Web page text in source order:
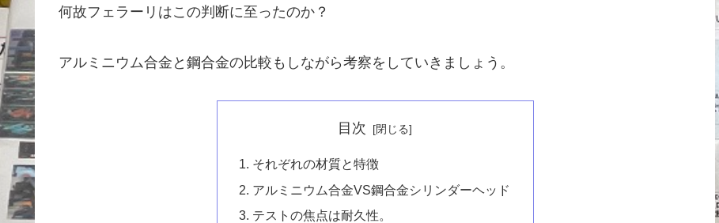
何故フェラーリはこの判断に至ったのか？
アルミニウム合金と鋼合金の比較もしながら考察をしていきましょう。
目次
それぞれの材質と特徴
アルミニウム合金VS鋼合金シリンダーヘッド
テストの焦点は耐久性。